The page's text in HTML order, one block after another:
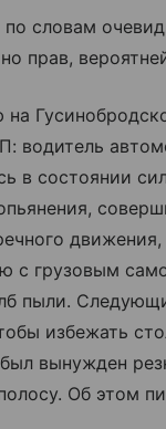
словам
прав,
на
водитель
в состоянии
с грузовым
пыли.
избежать
вынужден
Об этом